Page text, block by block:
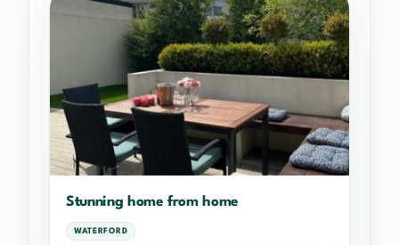
Stunning home from home
WATERFORD